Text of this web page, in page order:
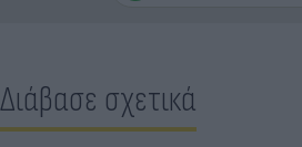
Διάβασε σχετικά